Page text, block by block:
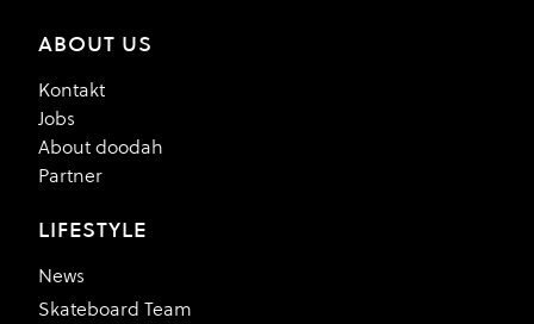
ABOUT US
Kontakt
Jobs
About doodah
Partner
LIFESTYLE
News
Skateboard Team